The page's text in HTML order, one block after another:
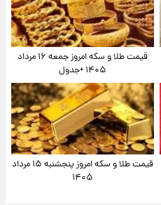
قیمت طلا و سکه امروز جمعه ۱۶ مرداد
۱۴۰۵ +جدول
قیمت طلا و سکه امروز پنجشنبه ۱۵ مرداد
۱۴۰۵